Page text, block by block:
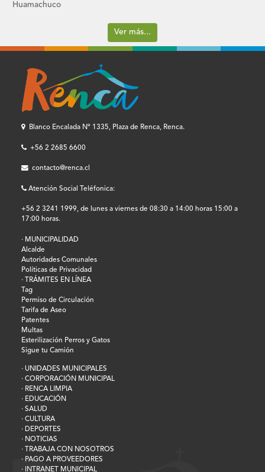
Huamachuco
Ver más...
Blanco Encalada Nº 1335, Plaza de Renca, Renca.
+56 2 2685 6600
contacto@renca.cl
Atención Social Teléfonica:
+56 2 3241 1999, de lunes a viernes de 08:30 a 14:00 horas 15:00 a
17:00 horas.
· MUNICIPALIDAD
Alcalde
Autoridades Comunales
Políticas de Privacidad
· TRÁMITES EN LÍNEA
Tag
Permiso de Circulación
Tarifa de Aseo
Patentes
Multas
Esterilización Perros y Gatos
Sigue tu Camión
· UNIDADES MUNICIPALES
· CORPORACIÓN MUNICIPAL
· RENCA LIMPIA
· EDUCACIÓN
· SALUD
· CULTURA
· DEPORTES
· NOTICIAS
· TRABAJA CON NOSOTROS
· PAGO A PROVEEDORES
· INTRANET MUNICIPAL